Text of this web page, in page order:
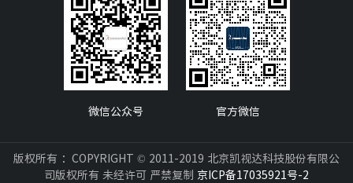
微信公众号 官方微信
版权所有 ：COPYRIGHT © 2011-2019 北京凯视达科技股份有限公
司版权所有 未经许可 严禁复制 京ICP备17035921号-2